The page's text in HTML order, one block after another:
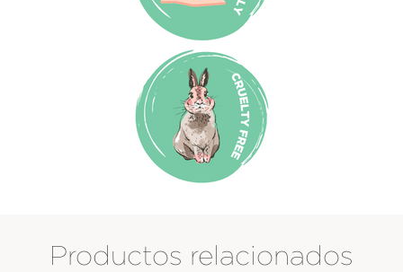
Productos relacionados